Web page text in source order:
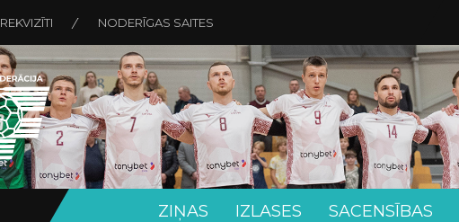
REKVIZĪTI NODERĪGAS SAITES
ZIŅAS IZLASES SACENSĪBAS